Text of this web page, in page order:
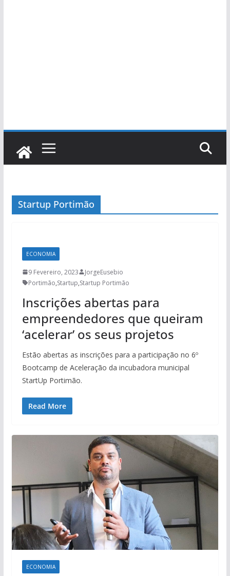
Startup Portimão
ECONOMIA
9 Fevereiro, 2023
JorgeEusebio
Portimão,Startup,Startup Portimão
Inscrições abertas para
empreendedores que queiram
‘acelerar’ os seus projetos
Estão abertas as inscrições para a participação no 6º
Bootcamp de Aceleração da incubadora municipal
StartUp Portimão.
Read More
ECONOMIA